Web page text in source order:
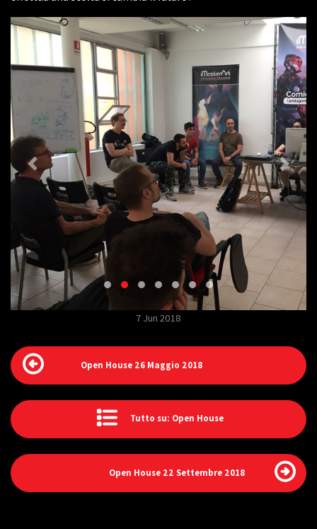
7 Jun 2018
Open House 26 Maggio 2018
Tutto su: Open House
Open House 22 Settembre 2018